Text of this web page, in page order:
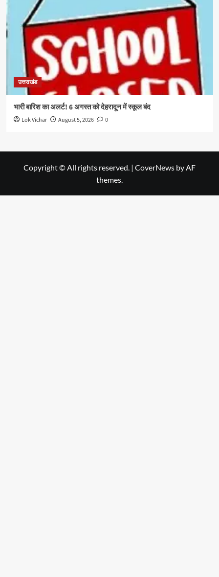
उत्तराखंड
भारी बारिश का अलर्ट! 6 अगस्त को देहरादून में स्कूल बंद
Lok Vichar August 5, 2026 0
Copyright © All rights reserved. | CoverNews by AF
themes.